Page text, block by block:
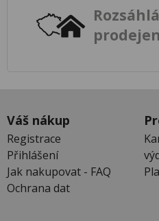
prodejen
Váš nákup
Registrace
Přihlášení
Jak nakupovat - FAQ
Ochrana dat